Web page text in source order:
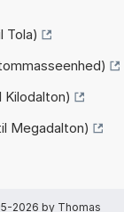
Tola)
Kilodalton)
Megadalton)
2026 by Thomas